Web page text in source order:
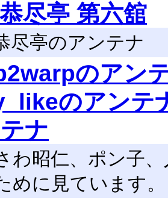
尽亭 第六舘
尽亭のアンテナ
のアン
のアンテ
ナ
わ昭仁、ポン子
めに見ています。